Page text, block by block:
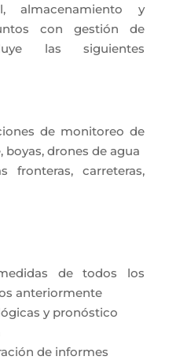
almacenamiento y
con gestión de
las siguientes
de monitoreo de
drones de agua
fronteras, carreteras,
de todos los
anteriormente
y pronóstico
de informes